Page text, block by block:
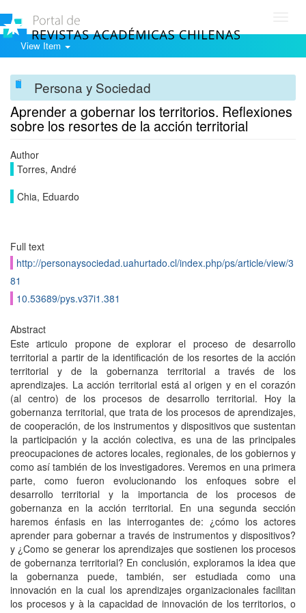
View Item
Persona y Sociedad
Aprender a gobernar los territorios. Reflexiones
sobre los resortes de la acción territorial
Author
Torres, André
Chia, Eduardo
Full text
http://personaysociedad.uahurtado.cl/index.php/ps/article/view/3
81
10.53689/pys.v37i1.381
Abstract
Este articulo propone de explorar el proceso de desarrollo
territorial a partir de la identificación de los resortes de la acción
territorial y de la gobernanza territorial a través de los
aprendizajes. La acción territorial está al origen y en el corazón
(al centro) de los procesos de desarrollo territorial. Hoy la
gobernanza territorial, que trata de los procesos de aprendizajes,
de cooperación, de los instrumentos y dispositivos que sustentan
la participación y la acción colectiva, es una de las principales
preocupaciones de actores locales, regionales, de los gobiernos y
como así también de los investigadores. Veremos en una primera
parte, como fueron evolucionando los enfoques sobre el
desarrollo territorial y la importancia de los procesos de
gobernanza en la acción territorial. En una segunda sección
haremos énfasis en las interrogantes de: ¿cómo los actores
aprender para gobernar a través de instrumentos y dispositivos?
y ¿Como se generar los aprendizajes que sostienen los procesos
de gobernanza territorial? En conclusión, exploramos la idea que
la gobernanza puede, también, ser estudiada como una
innovación en la cual los aprendizajes organizacionales facilitan
los procesos y à la capacidad de innovación de los territorios, o